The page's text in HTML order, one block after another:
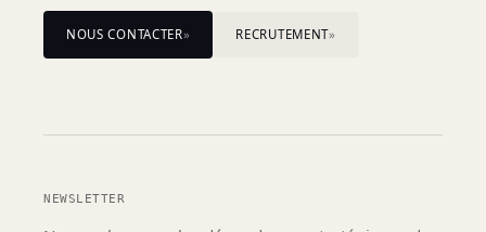
NOUS CONTACTER» RECRUTEMENT»
NEWSLETTER